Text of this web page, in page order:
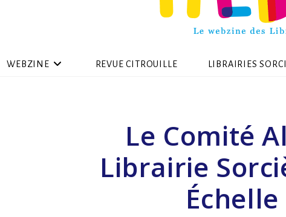
WEBZINE REVUE CITROUILLE LIBRAIRIES
Le Comité
Librairie